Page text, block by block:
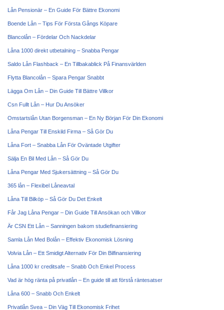
Lån Pensionär – En Guide För Bättre Ekonomi
Boende Lån – Tips För Första Gångs Köpare
Blancolån – Fördelar Och Nackdelar
Låna 1000 direkt utbetalning – Snabba Pengar
Saldo Lån Flashback – En Tillbakablick På Finansvärlden
Flytta Blancolån – Spara Pengar Snabbt
Lägga Om Lån – Din Guide Till Bättre Villkor
Csn Fullt Lån – Hur Du Ansöker
Omstartslån Utan Borgensman – En Ny Början För Din Ekonomi
Låna Pengar Till Enskild Firma – Så Gör Du
Låna Fort – Snabba Lån För Oväntade Utgifter
Sälja En Bil Med Lån – Så Gör Du
Låna Pengar Med Sjukersättning – Så Gör Du
365 lån – Flexibel Låneavtal
Låna Till Bilköp – Så Gör Du Det Enkelt
Får Jag Låna Pengar – Din Guide Till Ansökan och Villkor
Är CSN Ett Lån – Sanningen bakom studiefinansiering
Samla Lån Med Bolån – Effektiv Ekonomisk Lösning
Volvia Lån – Ett Smidigt Alternativ För Din Bilfinansiering
Låna 1000 kr creditsafe – Snabb Och Enkel Process
Vad är hög ränta på privatlån – En guide till att förstå räntesatser
Låna 600 – Snabb Och Enkelt
Privatlån Svea – Din Väg Till Ekonomisk Frihet